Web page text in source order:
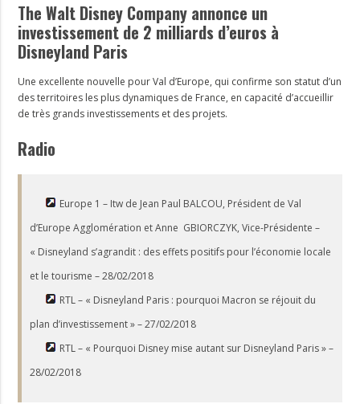
The Walt Disney Company annonce un
investissement de 2 milliards d’euros à
Disneyland Paris
Une excellente nouvelle pourVal d’Europe, qui confirme son statut d’un
des territoires les plus dynamiques de France, en capacité d’accueillir
de très grands investissements et des projets.
Radio
Europe 1 – Itw de Jean Paul BALCOU, Président de Val
d’Europe Agglomération et Anne GBIORCZYK, Vice-Présidente –
« Disneyland s’agrandit : des effets positifs pour l’économie locale
et le tourisme – 28/02/2018
RTL – « Disneyland Paris : pourquoi Macron se réjouit du
plan d’investissement » – 27/02/2018
RTL – « Pourquoi Disney mise autant sur Disneyland Paris » –
28/02/2018